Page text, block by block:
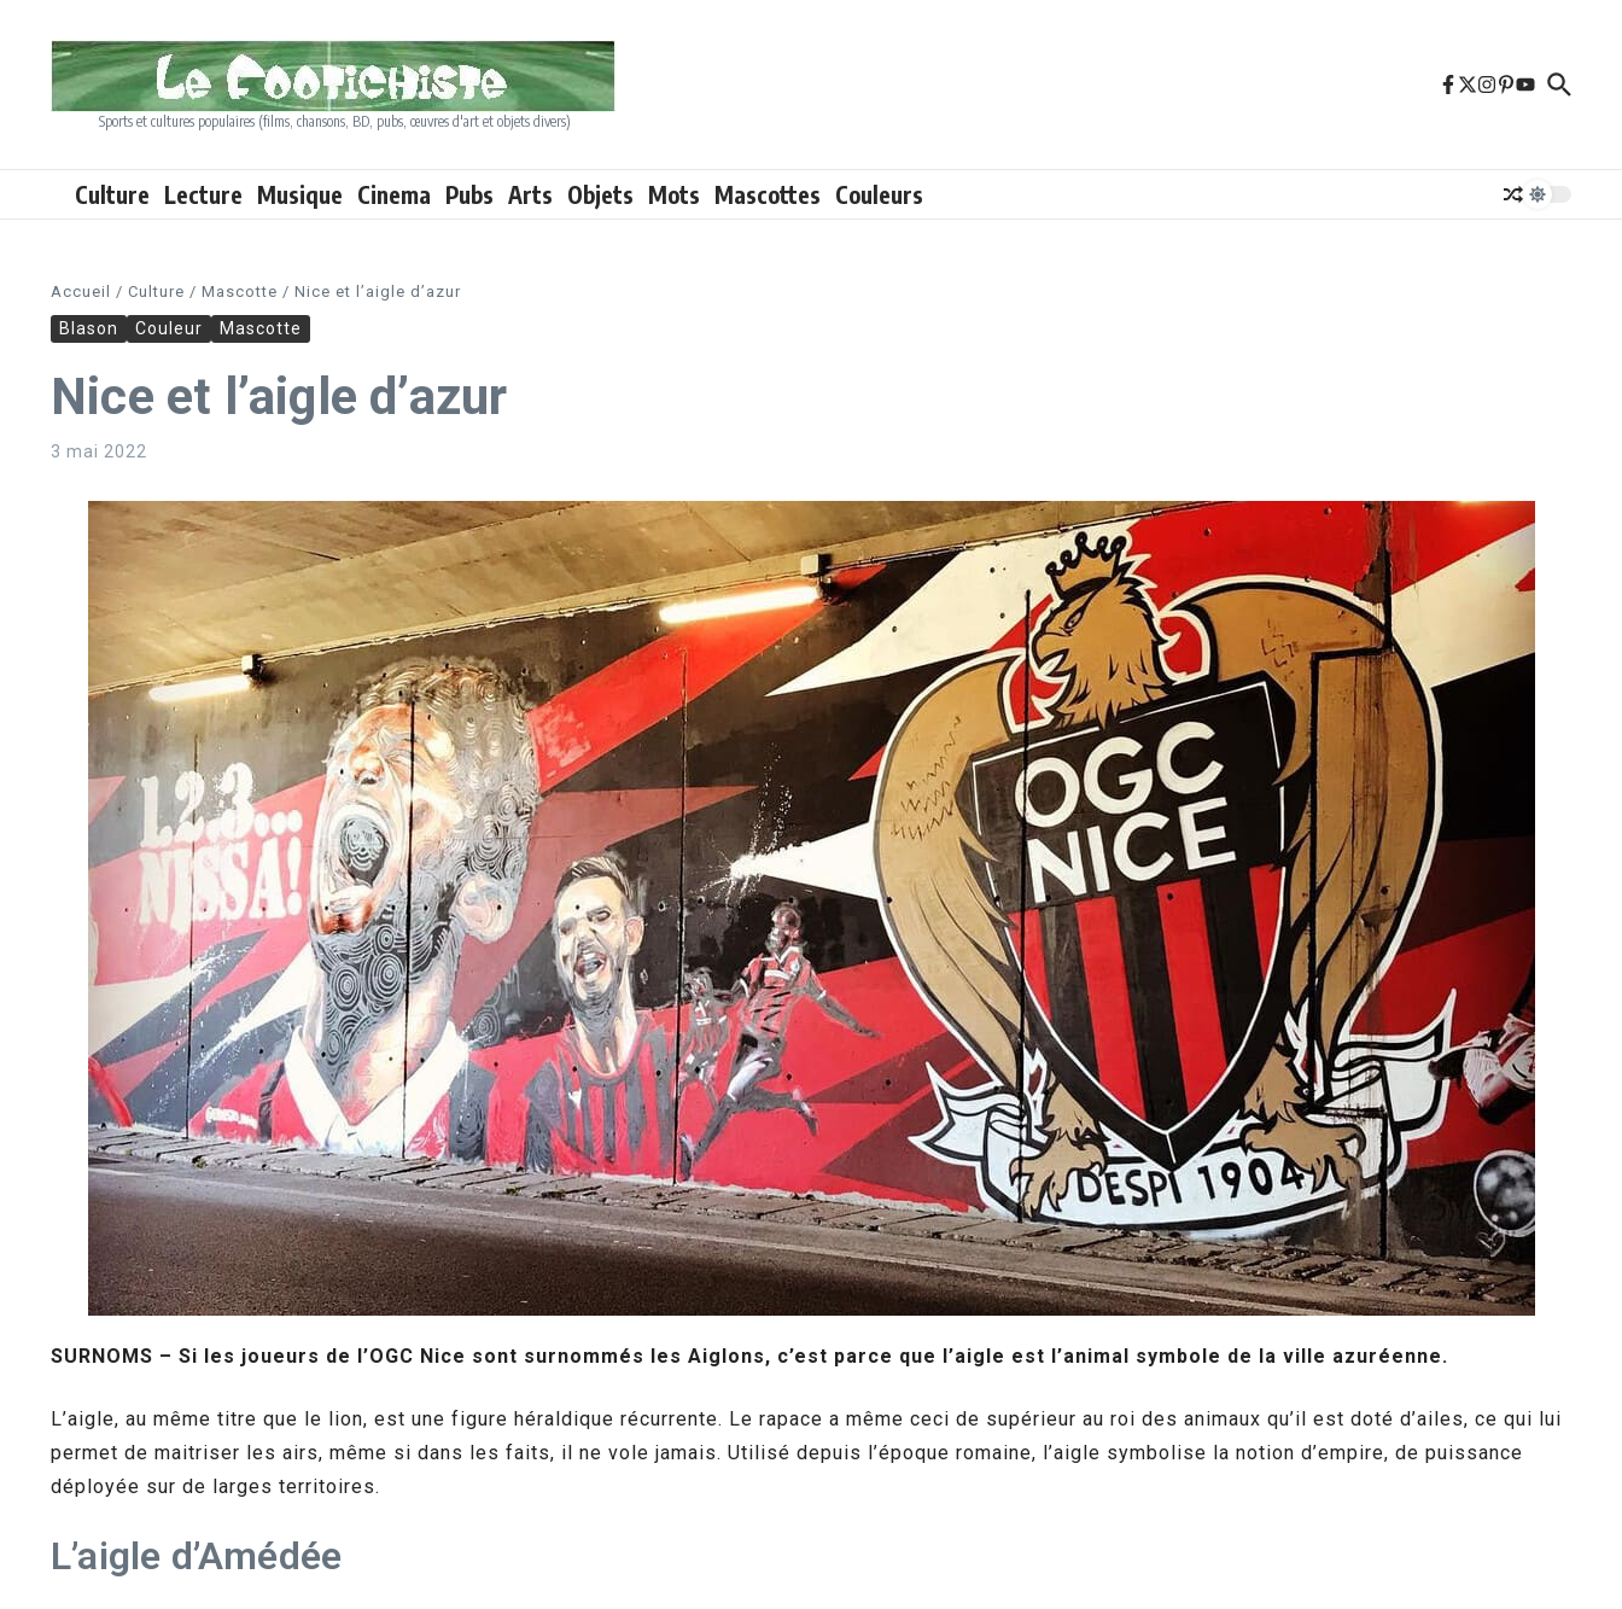
Sports et cultures populaires (films, chansons, BD, pubs, œuvres d'art et objets divers)
Culture Lecture Musique Cinema Pubs Arts Objets Mots Mascottes Couleurs
Accueil / Culture / Mascotte / Nice et l’aigle d’azur
Blason Couleur Mascotte
Nice et l’aigle d’azur
3 mai 2022
SURNOMS – Si les joueurs de l’OGC Nice sont surnommés les Aiglons, c’est parce que l’aigle est l’animal symbole de la ville azuréenne.
L’aigle, au même titre que le lion, est une figure héraldique récurrente. Le rapace a même ceci de supérieur au roi des animaux qu’il est doté d’ailes, ce qui lui
permet de maitriser les airs, même si dans les faits, il ne vole jamais. Utilisé depuis l’époque romaine, l’aigle symbolise la notion d’empire, de puissance
déployée sur de larges territoires.
L’aigle d’Amédée